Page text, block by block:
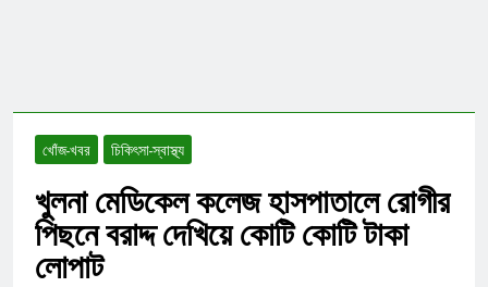
খোঁজ-খবর চিকিৎসা-স্বাস্থ্য
খুলনা মেডিকেল কলেজ হাসপাতালে রোগীর
পিছনে বরাদ্দ দেখিয়ে কোটি কোটি টাকা
লোপাট